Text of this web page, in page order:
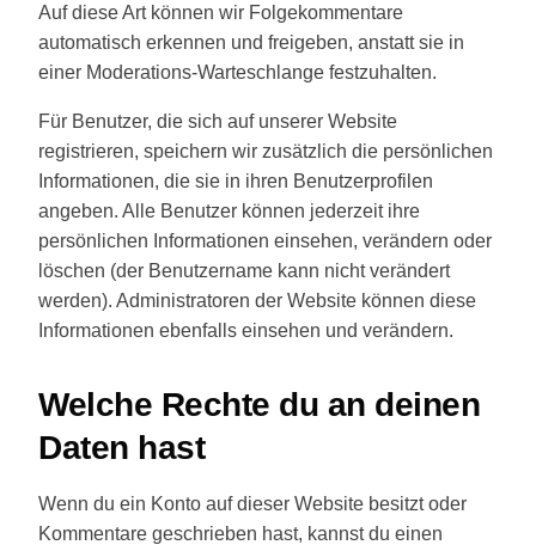
Auf diese Art können wir Folgekommentare
automatisch erkennen und freigeben, anstatt sie in
einer Moderations-Warteschlange festzuhalten.
Für Benutzer, die sich auf unserer Website
registrieren, speichern wir zusätzlich die persönlichen
Informationen, die sie in ihren Benutzerprofilen
angeben. Alle Benutzer können jederzeit ihre
persönlichen Informationen einsehen, verändern oder
löschen (der Benutzername kann nicht verändert
werden). Administratoren der Website können diese
Informationen ebenfalls einsehen und verändern.
Welche Rechte du an deinen
Daten hast
Wenn du ein Konto auf dieser Website besitzt oder
Kommentare geschrieben hast, kannst du einen